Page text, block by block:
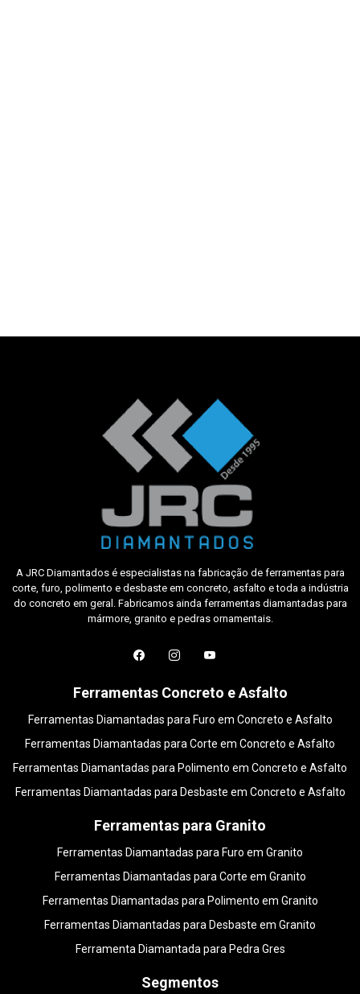
A JRC Diamantados é especialistas na fabricação de ferramentas para
corte, furo, polimento e desbaste em concreto, asfalto e toda a indústria
do concreto em geral. Fabricamos ainda ferramentas diamantadas para
mármore, granito e pedras ornamentais.
Ferramentas Concreto e Asfalto
Ferramentas Diamantadas para Furo em Concreto e Asfalto
Ferramentas Diamantadas para Corte em Concreto e Asfalto
Ferramentas Diamantadas para Polimento em Concreto e Asfalto
Ferramentas Diamantadas para Desbaste em Concreto e Asfalto
Ferramentas para Granito
Ferramentas Diamantadas para Furo em Granito
Ferramentas Diamantadas para Corte em Granito
Ferramentas Diamantadas para Polimento em Granito
Ferramentas Diamantadas para Desbaste em Granito
Ferramenta Diamantada para Pedra Gres
Segmentos